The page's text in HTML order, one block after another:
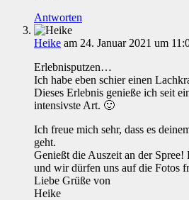
Antworten
Heike am 24. Januar 2021 um
Erlebnisputzen…
Ich habe eben schier einen
Dieses Erlebnis genieße ich seit
intensivste Art. 🙂
Ich freue mich sehr, dass es
geht.
Genießt die Auszeit an der
und wir dürfen uns auf die Fotos
Liebe Grüße von
Heike